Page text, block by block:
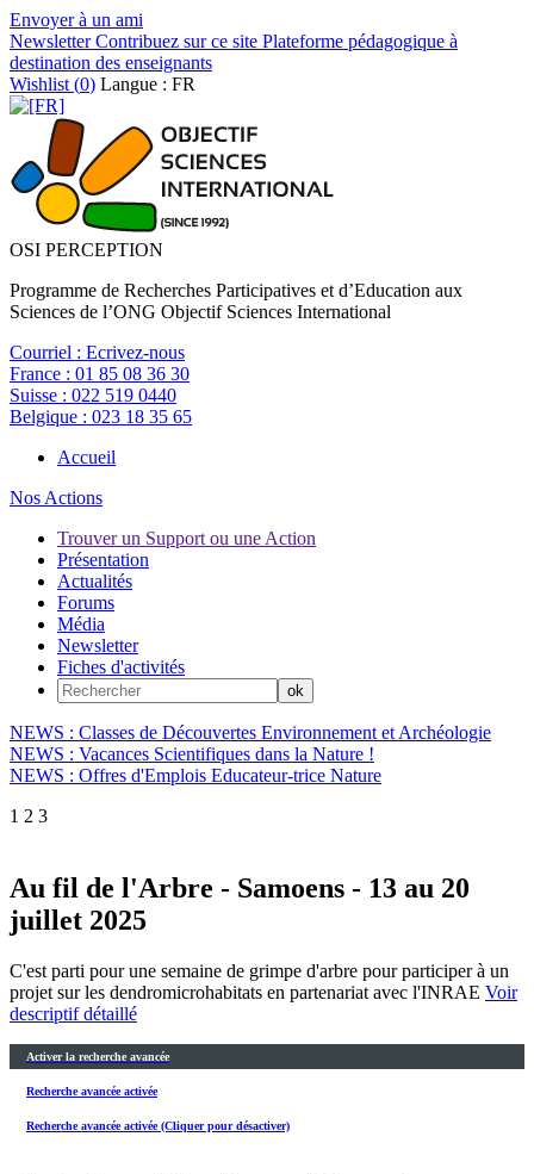
Envoyer à un ami
NewsletterContribuez sur ce site Plateforme pédagogique à
destination des enseignants
Wishlist (0) Langue : FR
OSI PERCEPTION
Programme de Recherches Participatives et d’Education aux
Sciences de l’ONG Objectif Sciences International
Courriel : Ecrivez-nous
France : 01 85 08 36 30
Suisse : 022 519 0440
Belgique : 023 18 35 65
Accueil
Nos Actions
Trouver un Support ou une Action
Présentation
Actualités
Forums
Média
Newsletter
Fiches d'activités
NEWS : Classes de Découvertes Environnement et Archéologie
NEWS : Vacances Scientifiques dans la Nature !
NEWS : Offres d'Emplois Educateur-trice Nature
1 2 3
Au fil de l'Arbre - Samoens - 13 au 20
juillet 2025
C'est parti pour une semaine de grimpe d'arbre pour participer à un
projet sur les dendromicrohabitats en partenariat avec l'INRAE Voir
descriptif détaillé
Activer la recherche avancée
Recherche avancée activée
Recherche avancée activée (Cliquer pour désactiver)